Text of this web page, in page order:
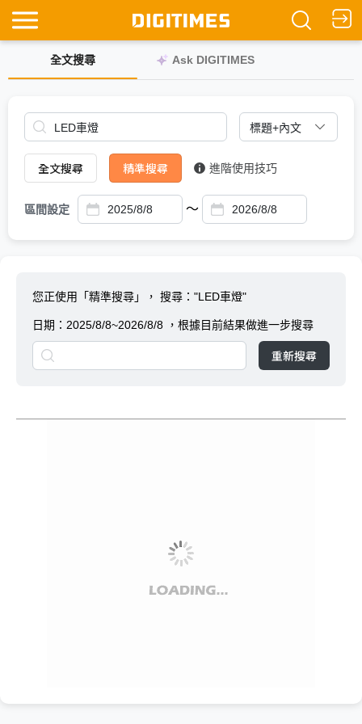
全文搜尋 Ask DIGITIMES
全文搜尋 精準搜尋 進階使用技巧
區間設定 ～
您正使用「精準搜尋」， 搜尋："LED車燈"
日期： 2025/8/8~2026/8/8 ，根據目前結果做進一步搜尋
重新搜尋